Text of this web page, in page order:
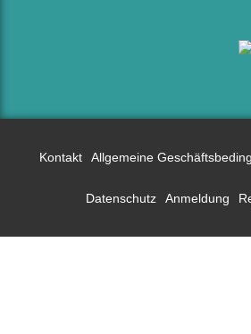
Kontakt Allgemeine
Datenschutz Anmeldung